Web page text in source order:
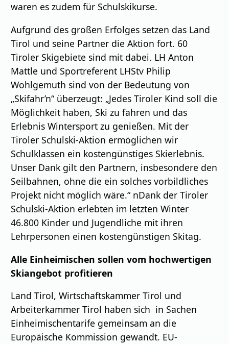
waren es zudem für Schulskikurse.
Aufgrund des großen Erfolges setzen das Land
Tirol und seine Partner die Aktion fort. 60
Tiroler Skigebiete sind mit dabei. LH Anton
Mattle und Sportreferent LHStv Philip
Wohlgemuth sind von der Bedeutung von
„Skifahr’n“ überzeugt: „Jedes Tiroler Kind soll die
Möglichkeit haben, Ski zu fahren und das
Erlebnis Wintersport zu genießen. Mit der
Tiroler Schulski-Aktion ermöglichen wir
Schulklassen ein kostengünstiges Skierlebnis.
Unser Dank gilt den Partnern, insbesondere den
Seilbahnen, ohne die ein solches vorbildliches
Projekt nicht möglich wäre.“ nDank der Tiroler
Schulski-Aktion erlebten im letzten Winter
46.800 Kinder und Jugendliche mit ihren
Lehrpersonen einen kostengünstigen Skitag.
Alle Einheimischen sollen vom hochwertigen
Skiangebot profitieren
Land Tirol, Wirtschaftskammer Tirol und
Arbeiterkammer Tirol haben sich in Sachen
Einheimischentarife gemeinsam an die
Europäische Kommission gewandt. EU-